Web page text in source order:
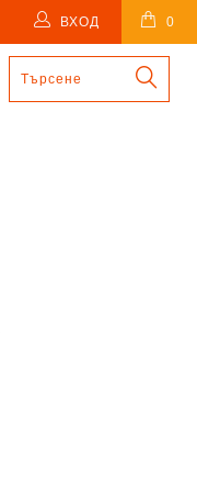
0
ВХОД